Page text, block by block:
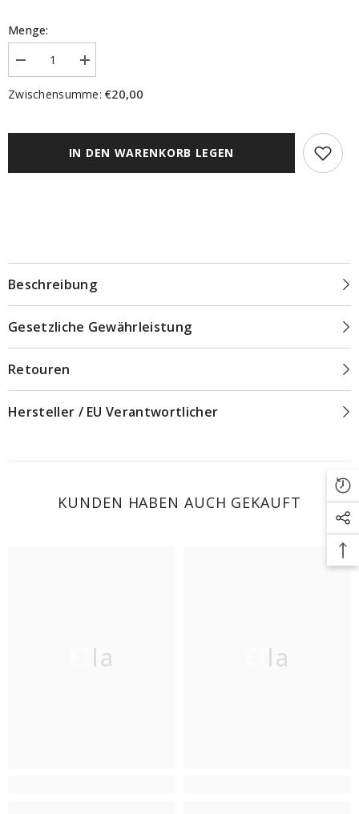
Menge:
verringern
für
Raffrollo
Menge
erhöhen
für
Raffrollo
inkl.
Zwischensumme:€20,00
IN DEN WARENKORB LEGEN
Beschreibung
Gesetzliche Gewährleistung
Retouren
Hersteller / EU Verantwortlicher
KUNDEN HABEN AUCH GEKAUFT
Ella Ella